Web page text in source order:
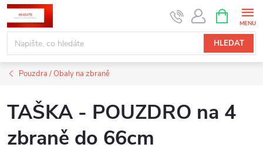
Přejít
na
obsah
HLEDAT
NÁKUPNÍ
KOŠÍK
Pouzdra / Obaly na zbraně
TAŠKA - POUZDRO na 4
zbraně do 66cm